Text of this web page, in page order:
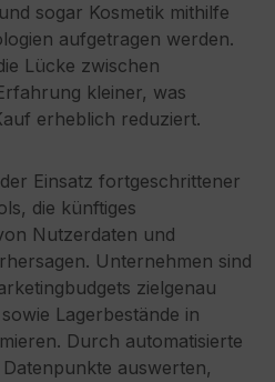
sogar Kosmetik mithilfe
aufgetragen werden.
Lücke zwischen
kleiner, was
erheblich reduziert.
Einsatz fortgeschrittener
die künftiges
Nutzerdaten und
Unternehmen sind
zielgenau
Lagerbestände in
Durch automatisierte
auswerten,